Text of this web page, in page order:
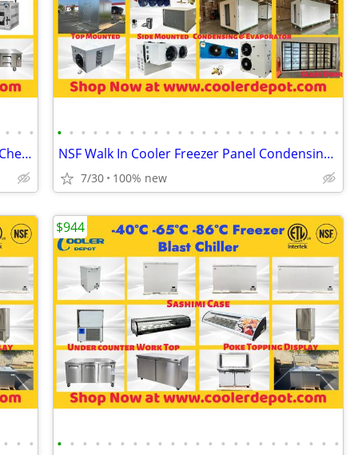
• • •
LP NG Gas Propane Radiant CharBroiler/Cheese Melter/ Salamander
• • • • • • • • • • • • • • • • • • • • • • • •
NSF Walk In Cooler Freezer Panel Condensing Evaporator Cooling System
7/30 100% new
• • • • • • • • • • • • • • • • • • • • • • • • • •
$944